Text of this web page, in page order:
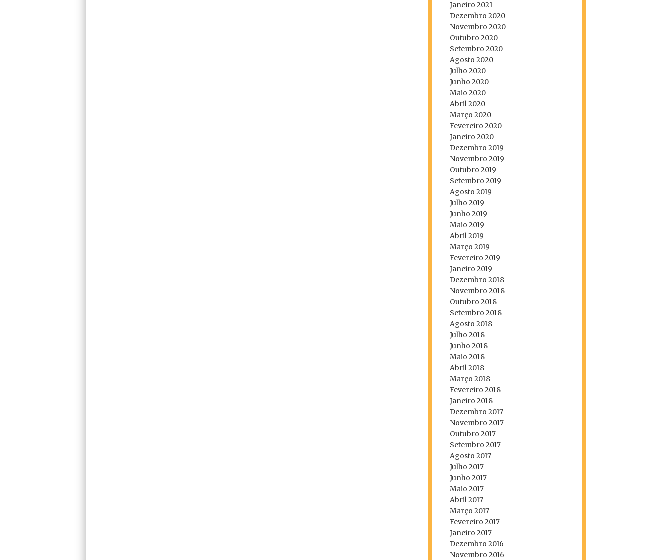
Janeiro 2021
Dezembro 2020
Novembro 2020
Outubro 2020
Setembro 2020
Agosto 2020
Julho 2020
Junho 2020
Maio 2020
Abril 2020
Março 2020
Fevereiro 2020
Janeiro 2020
Dezembro 2019
Novembro 2019
Outubro 2019
Setembro 2019
Agosto 2019
Julho 2019
Junho 2019
Maio 2019
Abril 2019
Março 2019
Fevereiro 2019
Janeiro 2019
Dezembro 2018
Novembro 2018
Outubro 2018
Setembro 2018
Agosto 2018
Julho 2018
Junho 2018
Maio 2018
Abril 2018
Março 2018
Fevereiro 2018
Janeiro 2018
Dezembro 2017
Novembro 2017
Outubro 2017
Setembro 2017
Agosto 2017
Julho 2017
Junho 2017
Maio 2017
Abril 2017
Março 2017
Fevereiro 2017
Janeiro 2017
Dezembro 2016
Novembro 2016